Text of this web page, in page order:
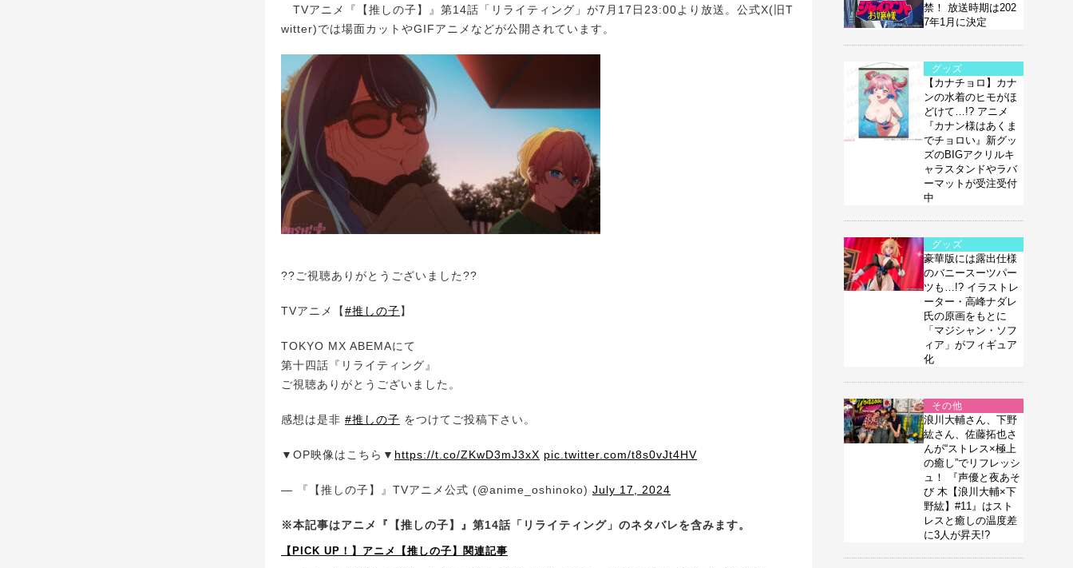
TVアニメ『【推しの子】』第14話「リライティング」が7月17日23:00より放送。公式X(旧T
witter)では場面カットやGIFアニメなどが公開されています。
??ご視聴ありがとうございました??
TVアニメ【#推しの子】
TOKYO MX ABEMAにて
第十四話『リライティング』
ご視聴ありがとうございました。
感想は是非 #推しの子 をつけてご投稿下さい。
▼OP映像はこちら▼ https://t.co/ZKwD3mJ3xX pic.twitter.com/t8s0vJt4HV
— 『【推しの子】』TVアニメ公式 (@anime_oshinoko) July 17, 2024
※本記事はアニメ『【推しの子】』第14話「リライティング」のネタバレを含みます。
【PICK UP！】アニメ【推しの子】関連記事
禁！ 放送時期は202
7年1月に決定
グッズ
【カナチョロ】カナ
ンの水着のヒモがほ
どけて…!? アニメ
『カナン様はあくま
でチョロい』新グッ
ズのBIGアクリルキ
ャラスタンドやラバ
ーマットが受注受付
中
グッズ
豪華版には露出仕様
のバニースーツパー
ツも…!? イラストレ
ーター・高峰ナダレ
氏の原画をもとに
「マジシャン・ソフ
ィア」がフィギュア
化
その他
浪川大輔さん、下野
紘さん、佐藤拓也さ
んが“ストレス×極上
の癒し”でリフレッシ
ュ！ 『声優と夜あそ
び 木【浪川大輔×下
野紘】#11』はスト
レスと癒しの温度差
に3人が昇天!?